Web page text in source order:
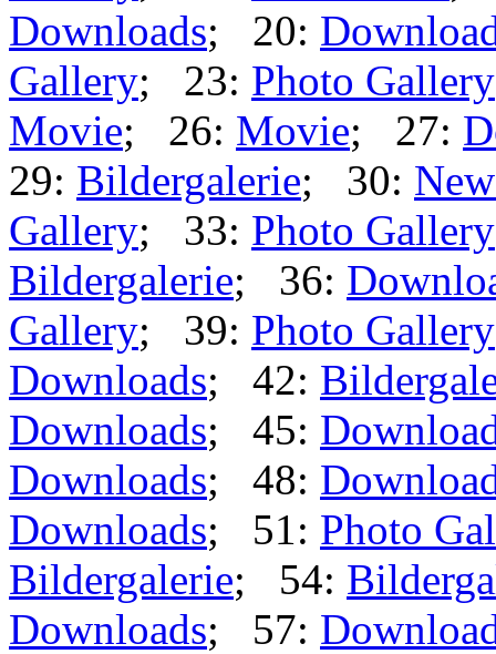
Downloads; 20:
Gallery; 23: Photo Gallery
Movie; 26: Movie; 27:
29: Bildergalerie; 30:
Gallery; 33: Photo Gallery
Bildergalerie; 36:
Gallery; 39: Photo Gallery
Downloads; 42:
Downloads; 45:
Downloads; 48:
Downloads; 51: Photo
Bildergalerie; 54:
Downloads; 57: